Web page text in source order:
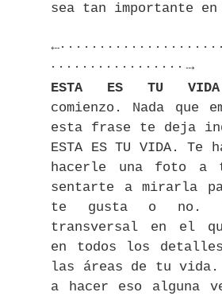
sea tan importante
⠂⠂⠂⠂⠂⠂⠂⠂⠂⠂⠂⠂⠂⠂⠂⠂⠂⤏
ESTA ES TU VIDA
comienzo. Nada que
esta frase te deja
ESTA ES TU VIDA. Te
hacerle una foto a
sentarte a mirarla
te gusta o no.
transversal en el
en todos los
las áreas de tu vida.
a hacer eso alguna